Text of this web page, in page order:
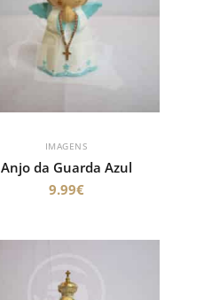
IMAGENS
Anjo da Guarda Azul
9.99€